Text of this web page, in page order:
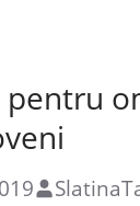
pentru